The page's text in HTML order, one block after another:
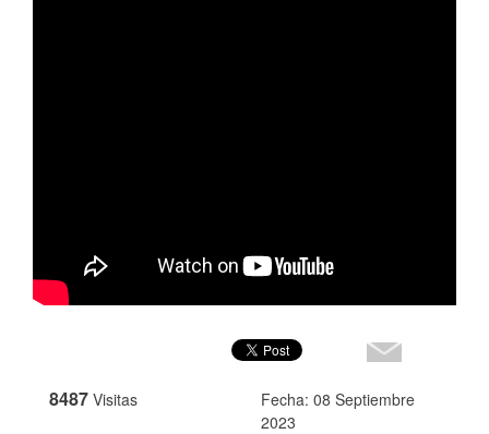
8487 Visitas
Fecha: 08 Septiembre
2023